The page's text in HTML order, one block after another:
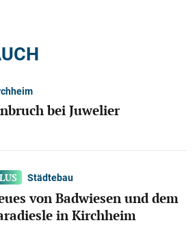
bei Juwelier
Städtebau
von Badwiesen und dem
in Kirchheim